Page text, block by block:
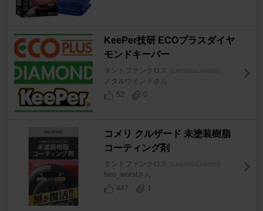
KeePer技研 ECOプラスダイヤ
モンドキーパー
タントファンクロス [LA650S/LA660S]
メタルウインドさん
52
0
コメリ クルザード 未塗装樹脂
コーティング剤
タントファンクロス [LA650S/LA660S]
hiro_worstさん
447
1